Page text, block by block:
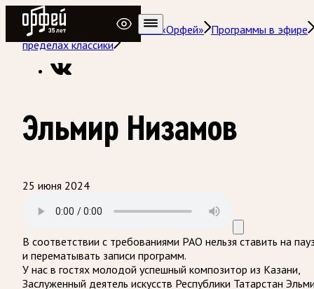
Радио Орфей
Радио классической музыки «Орфей» Программы в эфире
пределах классики
Эльмир Низамов
25 июня 2024
В соответствии с требованиями РАО нельзя ставить на
и перематывать записи программ.
У нас в гостях молодой успешный композитор из Казани,
Заслуженный деятель искусств Республики Татарстан